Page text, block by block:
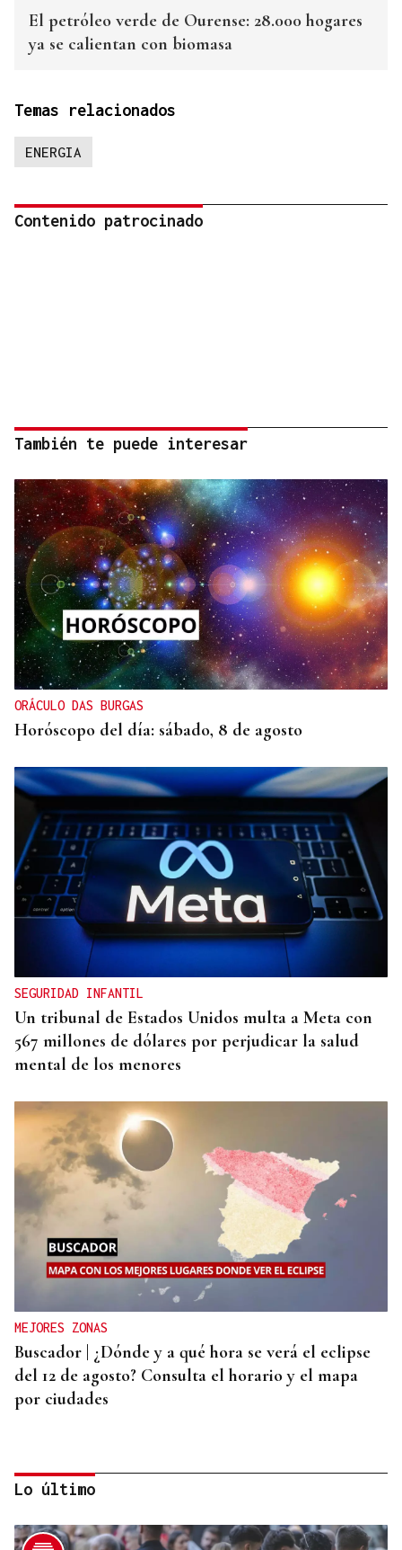
El petróleo verde de Ourense: 28.000 hogares
ya se calientan con biomasa
Temas relacionados
ENERGIA
Contenido patrocinado
También te puede interesar
ORÁCULO DAS BURGAS
Horóscopo del día: sábado, 8 de agosto
SEGURIDAD INFANTIL
Un tribunal de Estados Unidos multa a Meta con
567 millones de dólares por perjudicar la salud
mental de los menores
MEJORES ZONAS
Buscador | ¿Dónde y a qué hora se verá el eclipse
del 12 de agosto? Consulta el horario y el mapa
por ciudades
Lo último